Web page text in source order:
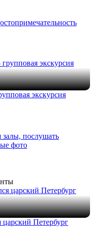
экскурсия
залы, послушать
фото
царский Петербург